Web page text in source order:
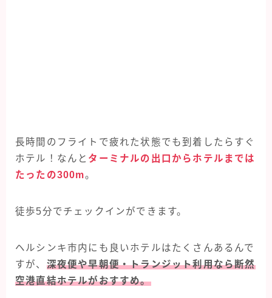
長時間のフライトで疲れた状態でも到着したらすぐ
ホテル！なんと ターミナルの出口からホテルまでは
たったの300m。
徒歩5分でチェックインができます。
ヘルシンキ市内にも良いホテルはたくさんあるんで
すが、 深夜便や早朝便・トランジット利用なら断然
空港直結ホテルがおすすめ。